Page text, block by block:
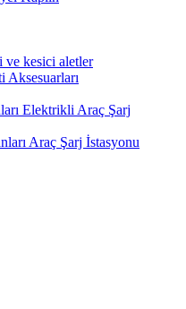
ve kesici aletler
Aksesuarları
Elektrikli Araç Şarj
Araç Şarj İstasyonu